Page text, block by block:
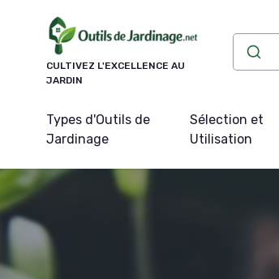
CULTIVEZ L'EXCELLENCE AU
JARDIN
Types d'Outils de
Jardinage
Sélection et
Utilisation